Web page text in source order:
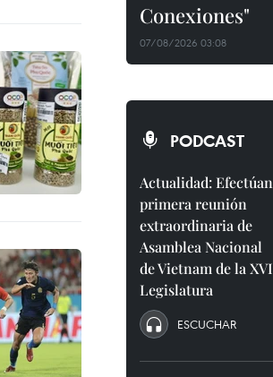
Conexiones"
07/08/2026 03:08
PODCAST
Actualidad: Efectúan
primera reunión
extraordinaria de
Asamblea Nacional
de Vietnam de la XVI
Legislatura
ESCUCHAR